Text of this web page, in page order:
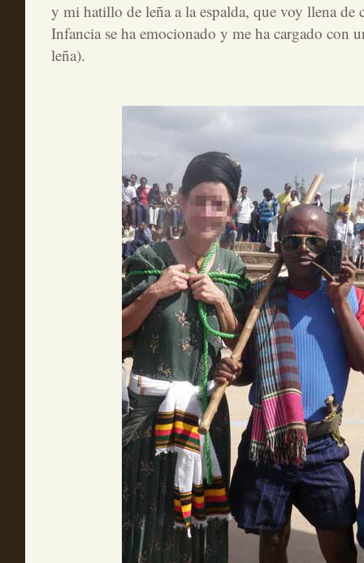
y mi hatillo de leña a la espalda, que voy llena de
Infancia se ha emocionado y me ha cargado con
leña).